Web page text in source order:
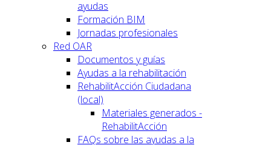
ayudas
Formación BIM
Jornadas profesionales
Red OAR
Documentos y guías
Ayudas a la rehabilitación
RehabilitAcción Ciudadana
(local)
Materiales generados -
RehabilitAcción
FAQs sobre las ayudas a la